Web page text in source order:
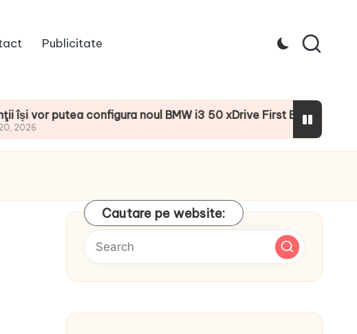
Publicitate
configura noul BMW i3 50 xDrive First Edition cu numeroase
Cautare pe website: